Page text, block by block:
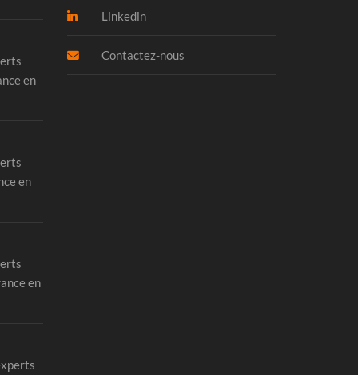
en
en
en
Linkedin
Contactez-nous